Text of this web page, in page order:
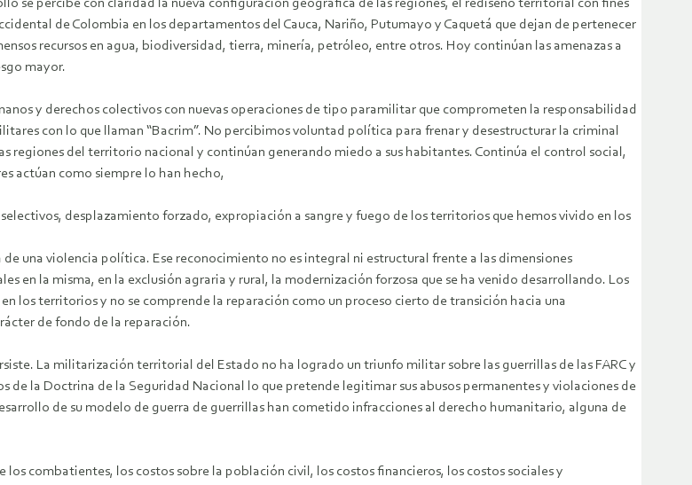
se percibe con claridad la nueva configuración geográfica de las regiones, el rediseño territorial con fines
de Colombia en los departamentos del Cauca, Nariño, Putumayo y Caquetá que dejan de pertenecer
recursos en agua, biodiversidad, tierra, minería, petróleo, entre otros. Hoy continúan las amenazas a
mayor.
y derechos colectivos con nuevas operaciones de tipo paramilitar que comprometen la responsabilidad
con lo que llaman “Bacrim”. No percibimos voluntad política para frenar y desestructurar la criminal
regiones del territorio nacional y continúan generando miedo a sus habitantes. Continúa el control social,
actúan como siempre lo han hecho,
desplazamiento forzado, expropiación a sangre y fuego de los territorios que hemos vivido en los
una violencia política. Ese reconocimiento no es integral ni estructural frente a las dimensiones
en la misma, en la exclusión agraria y rural, la modernización forzosa que se ha venido desarrollando. Los
los territorios y no se comprende la reparación como un proceso cierto de transición hacia una
de fondo de la reparación.
La militarización territorial del Estado no ha logrado un triunfo militar sobre las guerrillas de las FARC y
de la Doctrina de la Seguridad Nacional lo que pretende legitimar sus abusos permanentes y violaciones de
de su modelo de guerra de guerrillas han cometido infracciones al derecho humanitario, alguna de
combatientes, los costos sobre la población civil, los costos financieros, los costos sociales y